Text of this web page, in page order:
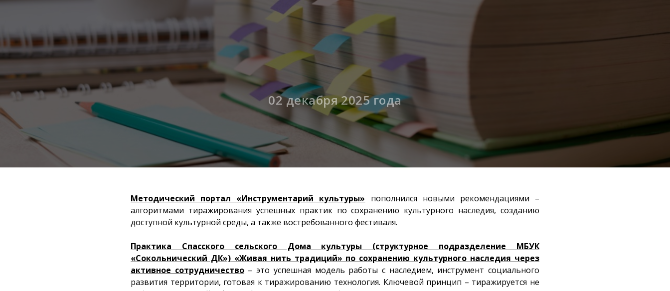
02 декабря 2025 года
Методический портал «Инструментарий культуры» пополнился новыми рекомендациями –
алгоритмами тиражирования успешных практик по сохранению культурного наследия, созданию
доступной культурной среды, а также востребованного фестиваля.
Практика Спасского сельского Дома культуры (структурное подразделение МБУК
«Сокольнический ДК») «Живая нить традиций» по сохранению культурного наследия через
активное сотрудничество– это успешная модель работы с наследием, инструмент социального
развития территории, готовая к тиражированию технология. Ключевой принцип – тиражируется не